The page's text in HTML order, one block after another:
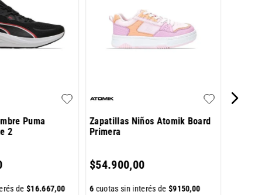
Puma
2
de$16.667,00
Zapatillas Niños Atomik Board
Primera
$54.900,00
6cuotas sin interés de$9150,00